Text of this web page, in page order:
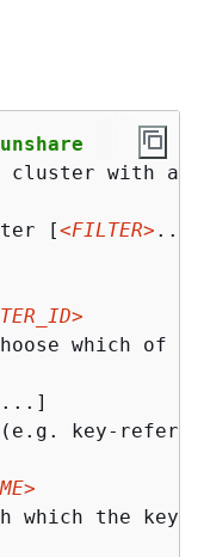
cluster with
[<FILTER> ...]
which of
...]
key-
which the key